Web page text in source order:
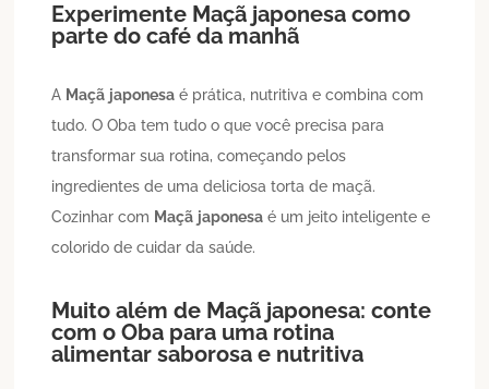
Experimente Maçã japonesa como
parte do café da manhã
A Maçã japonesa é prática, nutritiva e combina com
tudo. O Oba tem tudo o que você precisa para
transformar sua rotina, começando pelos
ingredientes de uma deliciosa torta de maçã.
Cozinhar com Maçã japonesa é um jeito inteligente e
colorido de cuidar da saúde.
Muito além de Maçã japonesa: conte
com o Oba para uma rotina
alimentar saborosa e nutritiva